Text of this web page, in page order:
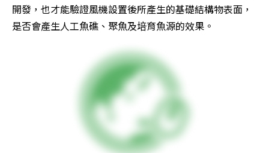
開發，也才能驗證風機設置後所產生的基礎結構物表面，
是否會產生人工魚礁、聚魚及培育魚源的效果。